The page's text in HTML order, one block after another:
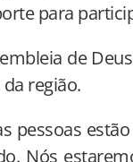
para
de
região.
pessoas
Nós